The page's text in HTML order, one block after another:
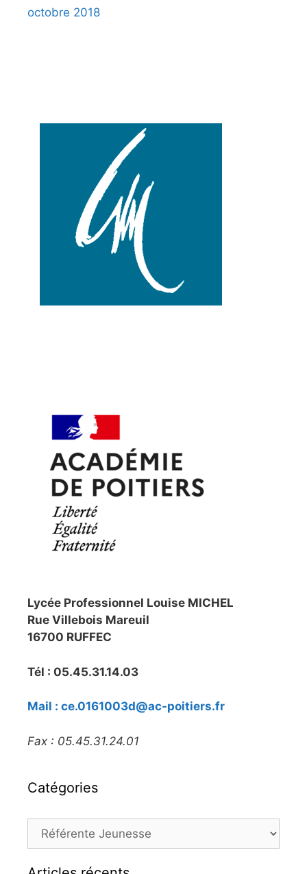
octobre 2018
Lycée Professionnel Louise MICHEL
Rue Villebois Mareuil
16700 RUFFEC
Tél : 05.45.31.14.03
Mail : ce.0161003d@ac-poitiers.fr
Fax : 05.45.31.24.01
Catégories